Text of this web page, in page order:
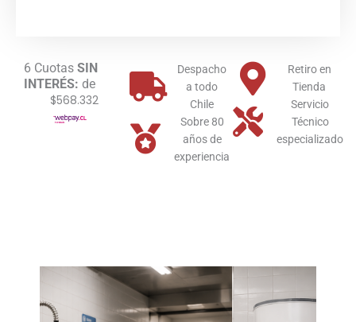
18.0
kW
Winter
cantidad
6 Cuotas SIN
INTERÉS: de
$568.332
Despacho
a todo
Chile
Sobre 80
años de
experiencia
Retiro en
Tienda
Servicio
Técnico
especializado